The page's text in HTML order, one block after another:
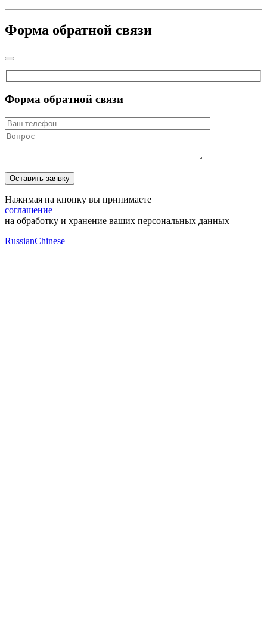
Форма обратной связи
Форма обратной связи
Нажимая на кнопку вы принимаете
соглашение
на обработку и хранение ваших персональных данных
RussianChinese